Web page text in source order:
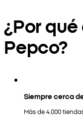
¿Por
Pepco?
Siempre cerca
Más de 4.000